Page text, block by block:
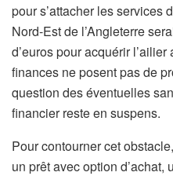
pour s’attacher les services
Nord-Est de l’Angleterre
d’euros pour acquérir
finances ne posent pas de
question des éventuelles
financier reste en suspens.
Pour contourner cet
un prêt avec option